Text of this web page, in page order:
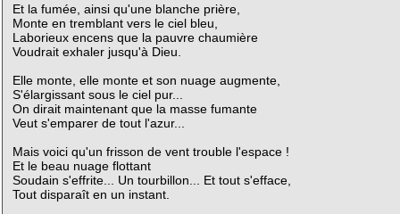
Et la fumée, ainsi qu'une blanche prière,
Monte en tremblant vers le ciel bleu,
Laborieux encens que la pauvre chaumière
Voudrait exhaler jusqu'à Dieu.
Elle monte, elle monte et son nuage augmente,
S'élargissant sous le ciel pur...
On dirait maintenant que la masse fumante
Veut s'emparer de tout l'azur...
Mais voici qu'un frisson de vent trouble l'espace !
Et le beau nuage flottant
Soudain s'effrite... Un tourbillon... Et tout s'efface,
Tout disparaît en un instant.